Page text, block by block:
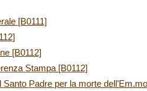
[B0111]
[B0112]
Stampa [B0112]
Santo Padre per la morte